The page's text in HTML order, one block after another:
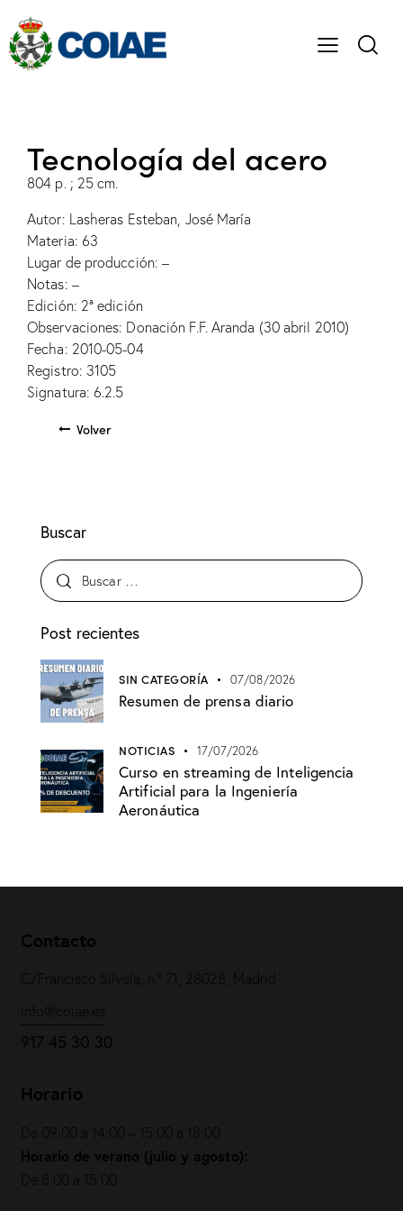
Tecnología del acero
804 p. ; 25 cm.
Autor: Lasheras Esteban, José María
Materia: 63
Lugar de producción: –
Notas: –
Edición: 2ª edición
Observaciones: Donación F.F. Aranda (30 abril 2010)
Fecha: 2010-05-04
Registro: 3105
Signatura: 6.2.5
Volver
Buscar
Post recientes
SIN CATEGORÍA 07/08/2026
Resumen de prensa diario
NOTICIAS 17/07/2026
Curso en streaming de Inteligencia
Artificial para la Ingeniería
Aeronáutica
Contacto
C/Francisco Silvela, n.º 71, 28028, Madrid
info@coiae.es
917 45 30 30
Horario
De 09:00 a 14:00 – 15:00 a 18:00
Horario de verano (julio y agosto):
De 8:00 a 15:00